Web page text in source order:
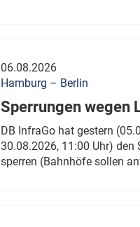
06.08.2026
Hamburg – Berlin
Sperrungen wegen
DB InfraGo hat gestern
30.08.2026, 11:00 Uhr)
sperren (Bahnhöfe sollen